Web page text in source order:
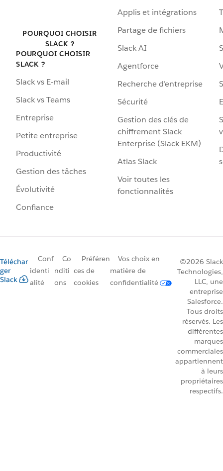
POURQUOI CHOISIR
SLACK ?
POURQUOI CHOISIR
SLACK ?
Slack vs E-mail
Slack vs Teams
Entreprise
Petite entreprise
Productivité
Gestion des tâches
Évolutivité
Confiance
Applis et intégrations
Partage de fichiers
Slack AI
Agentforce
Recherche d’entreprise
Sécurité
Gestion des clés de
chiffrement Slack
Enterprise (Slack EKM)
Atlas Slack
Voir toutes les
fonctionnalités
Téléchar
ger
Slack
Conf
identi
alité
Co
nditi
ons
Préféren
ces de
cookies
Vos choix en
matière de
confidentialité
©2026 Slack
Technologies,
LLC, une
entreprise
Salesforce.
Tous droits
réservés. Les
différentes
marques
commerciales
appartiennent
à leurs
propriétaires
respectifs.